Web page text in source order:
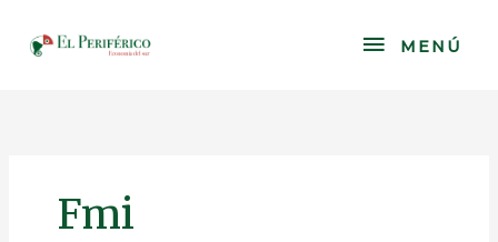
content
MENÚ
MENÚ
Fmi